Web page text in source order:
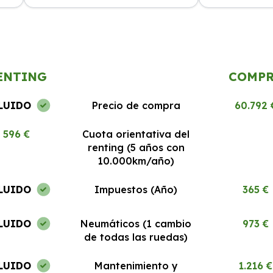
Precio de compra 60.792
596 €
Cuota orientativa del
renting (5 años con
10.000km/año)
Impuestos (Año) 365 €
Neumáticos (1 cambio
de todas las ruedas)
973 €
Mantenimiento y 1.216 €